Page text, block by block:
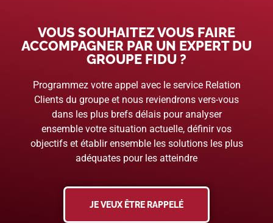
VOUS SOUHAITEZ VOUS FAIRE
ACCOMPAGNER PAR UN EXPERT DU
GROUPE FIDU ?
Programmez votre appel avec le service Relation
Clients du groupe et nous reviendrons vers-vous
dans les plus brefs délais pour analyser
ensemble votre situation actuelle, définir vos
objectifs et établir ensemble les solutions les plus
adéquates pour les atteindre
JE VEUX ÊTRE RAPPELÉ